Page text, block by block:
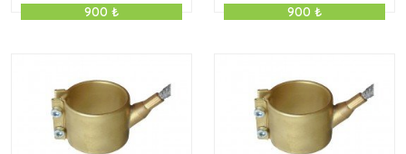
900 ₺ 900 ₺